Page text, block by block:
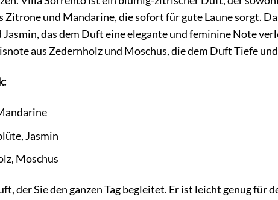
und Mandarine, die sofort für gute Laune sorgt.
Jasmin, das dem Duft eine elegante und feminine Note
aus Zedernholz und Moschus, die dem Duft Tiefe
Jasmin
Moschus
der Sie den ganzen Tag begleitet. Er ist leicht genug für